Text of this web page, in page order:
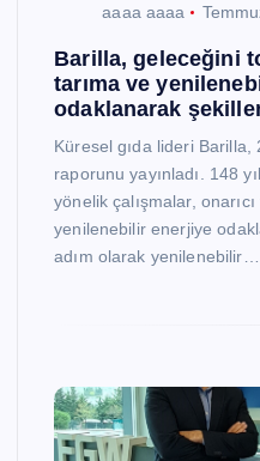
aaaa aaaa
Barilla, geleceğini
tarıma ve
odaklanarak
Küresel gıda lideri Barilla,
raporunu yayınladı. 148
yönelik çalışmalar,
yenilenebilir enerjiye
adım olarak yenilenebilir…